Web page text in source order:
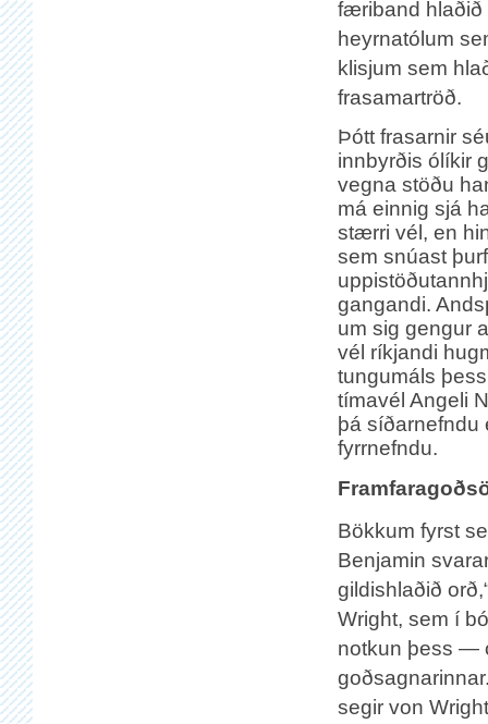
færiband hlaðið
heyrnatólum
klisjum sem
frasamartröð.
Þótt frasarnir
innbyrðis ólíkir
vegna stöðu
má einnig sjá
stærri vél, en
sem snúast
gangandi.
um sig gengur
vél ríkjandi
tungumáls
tímavél Angeli
þá síðarnefndu
fyrrnefndu.
Bökkum fyrst
Benjamin
gildishlaðið
Wright, sem í
notkun þess —
segir von